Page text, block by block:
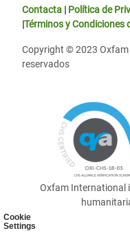
Cookie
Settings
Contacta | Política de
|Términos y Condiciones
Copyright © 2023
reservados
Oxfam International